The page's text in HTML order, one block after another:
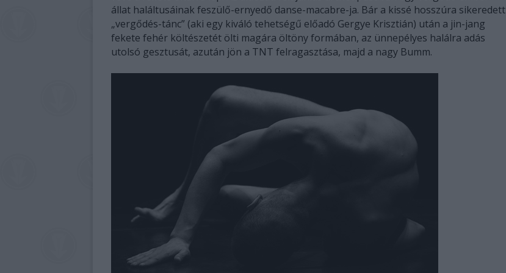
állat haláltusáinak feszülő-ernyedő danse-macabre-ja. Bár a kissé hosszúra sikeredett
„vergődés-tánc” (aki egy kiváló tehetségű előadó Gergye Krisztián) után a jin-jang
fekete fehér költészetét ölti magára öltöny formában, az ünnepélyes halálra adás
utolsó gesztusát, azután jön a TNT felragasztása, majd a nagy Bumm.